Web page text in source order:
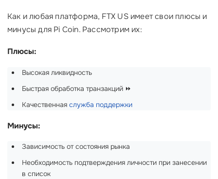
Как и любая платформа, FTX US имеет свои плюсы и
минусы для Pi Coin. Рассмотрим их:
Плюсы:
Высокая ликвидность
Быстрая обработка транзакций ⏩
Качественная служба поддержки
Минусы:
Зависимость от состояния рынка
Необходимость подтверждения личности при занесении
в список